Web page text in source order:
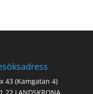
43 (Kamgatan 4)